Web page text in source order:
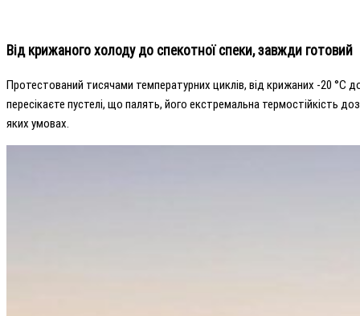
Від крижаного холоду до спекотної спеки, завжди готовий
Протестований тисячами температурних циклів, від крижаних -20
пересікаєте пустелі, що палять, його екстремальна термостійкість
яких умовах.